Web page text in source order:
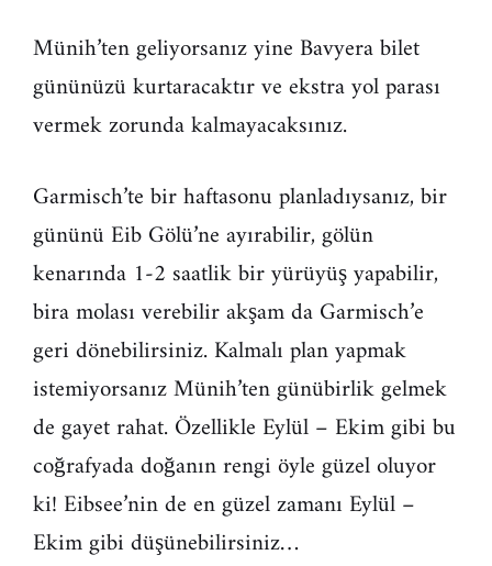
Münih’ten geliyorsanız yine Bavyera bilet
gününüzü kurtaracaktır ve ekstra yol parası
vermek zorunda kalmayacaksınız.
Garmisch’te bir haftasonu planladıysanız, bir
gününü Eib Gölü’ne ayırabilir, gölün
kenarında 1-2 saatlik bir yürüyüş yapabilir,
bira molası verebilir akşam da Garmisch’e
geri dönebilirsiniz. Kalmalı plan yapmak
istemiyorsanız Münih’ten günübirlik gelmek
de gayet rahat. Özellikle Eylül – Ekim gibi bu
coğrafyada doğanın rengi öyle güzel oluyor
ki! Eibsee’nin de en güzel zamanı Eylül –
Ekim gibi düşünebilirsiniz…